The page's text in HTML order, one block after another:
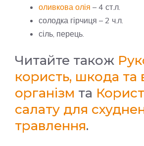
оливкова олія – 4 ст.л.
солодка гірчиця – 2 ч.л.
сіль, перець.
Читайте також
користь, шкода та
організм та
салату для
травлення.